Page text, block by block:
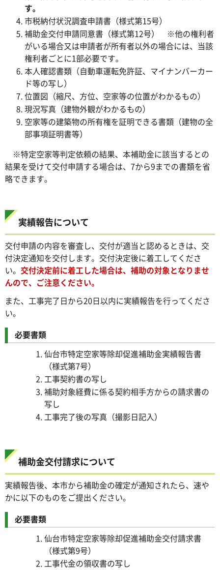
す。
市税納付状況調査申請書（様式第15号）
補助金交付申請同意書（様式第12号） ※他の権利者
がいる場合又は申請者が所有者以外の場合には、当該
権利者ごとに1部必要です。
本人確認書類（自動車運転免許証、マイナンバーカー
ド等の写し）
位置図（縮尺、方位、空家等の位置がわかるもの）
現況写真（建物外観がわかるもの）
空家等の建築物の所有権を証明できる書類（建物の全
部事項証明書等）
※特定空家等判定依頼の結果、本補助金に該当するとの
結果を受けて交付申請する場合は、7から9までの書類を省
略できます。
実績報告について
交付申請の内容を審査し、交付が適当と認めるときは、交
付決定通知を交付します。交付決定後に着工してくださ
い。 交付決定前に着工した場合は、補助の対象となりませ
んので、ご注意ください。
また、工事完了日から20日以内に実績報告を行ってくださ
い。
必要書類
仙台市特定空家等除却促進補助金実績報告書
（様式第7号）
工事契約書の写し
補助対象経費に係る契約相手方からの請求書の
写し
工事完了後の写真（撮影日記入）
補助金交付請求について
実績報告後、本市から補助金の確定が通知されたら、速や
かに以下のものをご提出ください。
必要書類
仙台市特定空家等除却促進補助金交付請求書
（様式第9号）
工事代金の領収書の写し